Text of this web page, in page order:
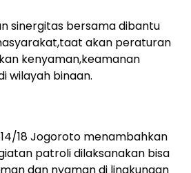
sinergitas bersama dibantu
akan peraturan
kenyaman,keamanan
wilayah binaan.
18 Jogoroto menambahkan
patroli dilaksanakan bisa